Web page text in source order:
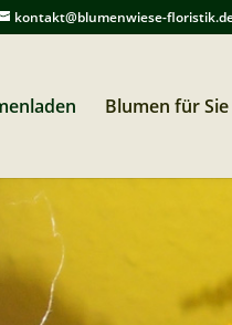
kontakt@blumenwiese-
Blumen für Sie